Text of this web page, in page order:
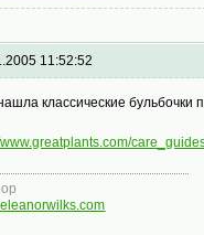
11:52:52
классические